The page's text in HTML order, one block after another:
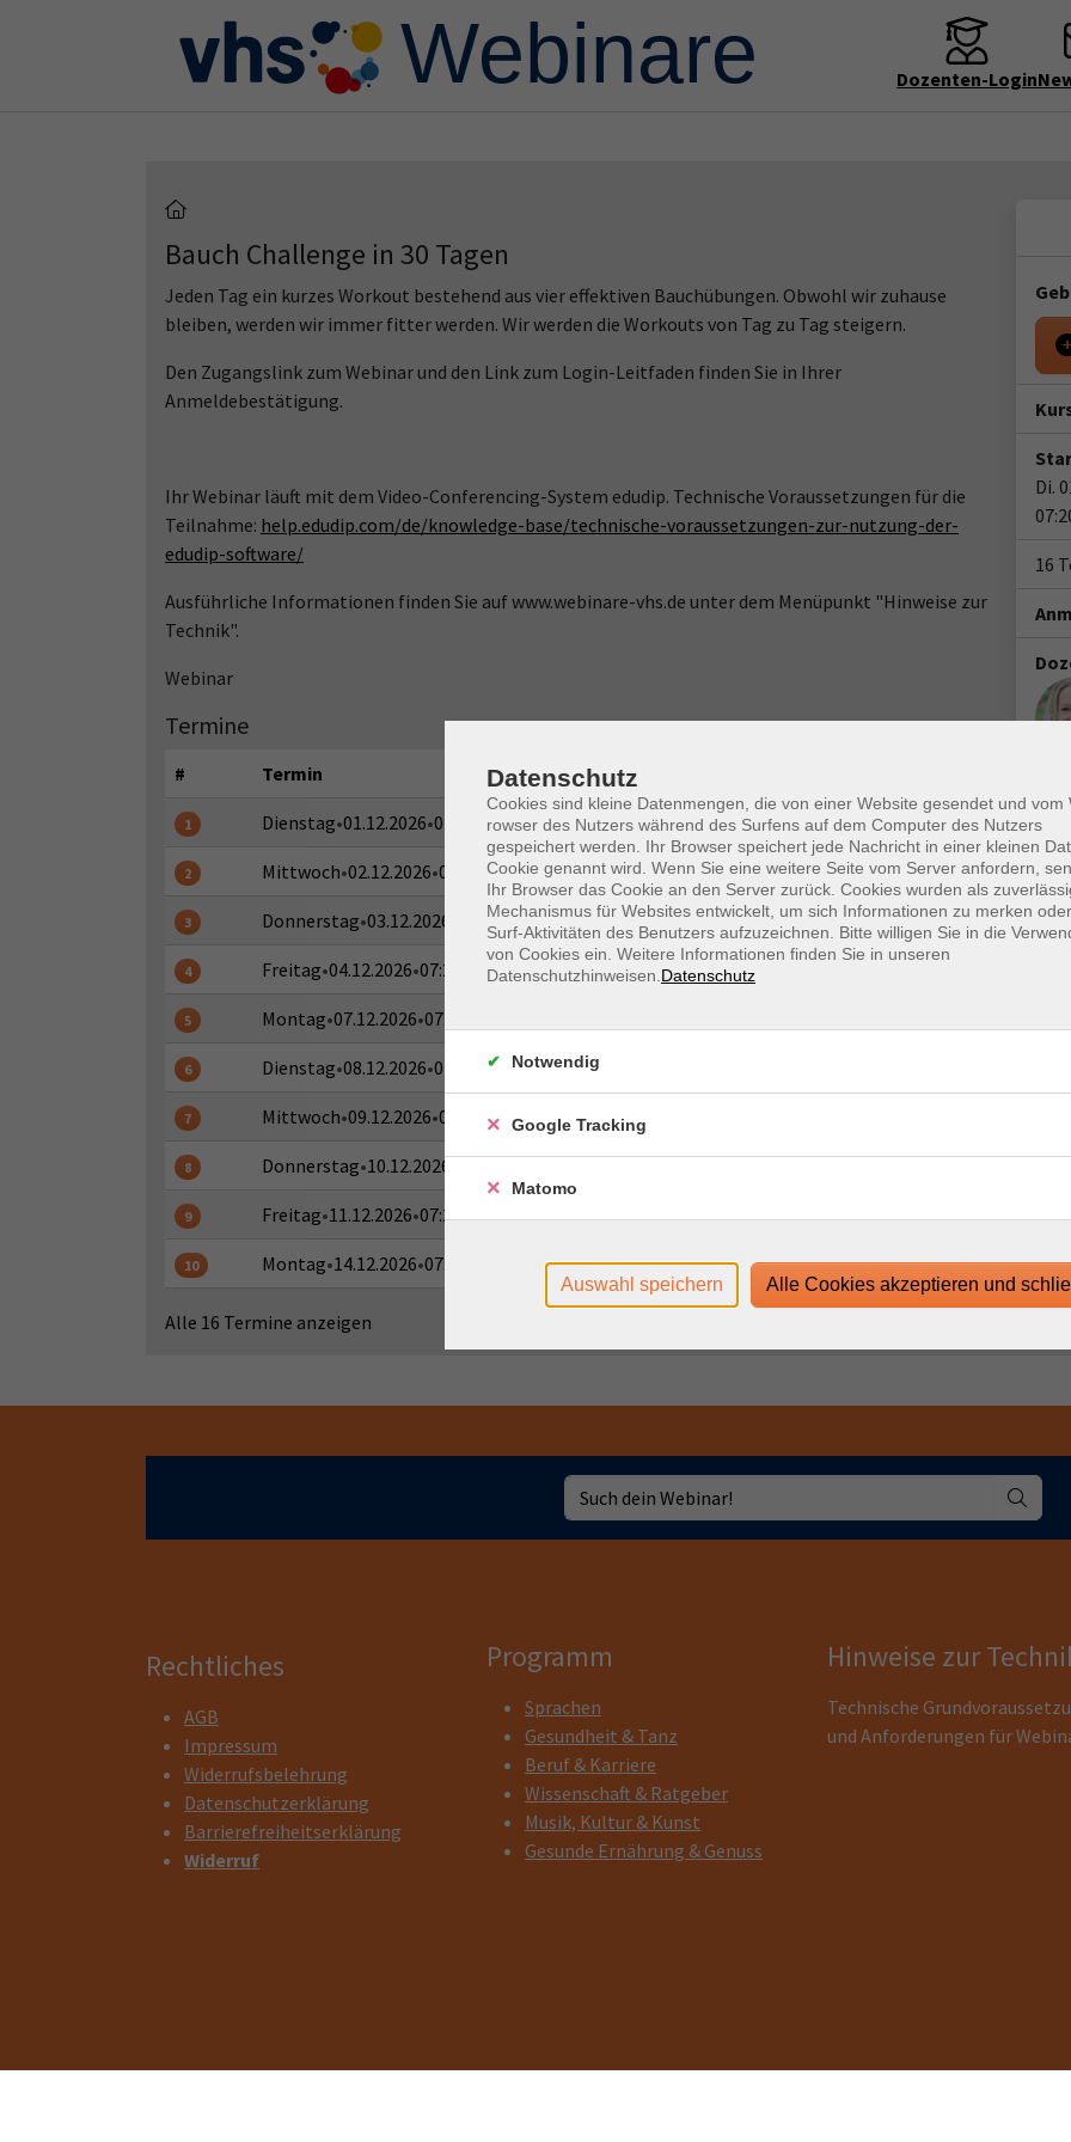
Dozenten-Login
Bauch Challenge in 30 Tagen
Jeden Tag ein kurzes Workout bestehend aus vier effektiven Bauchübungen. Obwohl wir zuhause
bleiben, werden wir immer fitter werden. Wir werden die Workouts von Tag zu Tag steigern.
Den Zugangslink zum Webinar und den Link zum Login-Leitfaden finden Sie in Ihrer
Anmeldebestätigung.
Ihr Webinar läuft mit dem Video-Conferencing-System edudip. Technische Voraussetzungen für die
Teilnahme: help.edudip.com/de/knowledge-base/technische-voraussetzungen-zur-nutzung-der-
edudip-software/
Ausführliche Informationen finden Sie auf www.webinare-vhs.de unter dem Menüpunkt "Hinweise zur
Technik".
Webinar
Termine
# Termin
1 Dienstag•01.12.2026•07:20 - 07:35 Uhr
2 Mittwoch•02.12.2026•07:20 - 07:35 Uhr
3 Donnerstag•03.12.2026 07:20 - 07:35 Uhr
4 Freitag•04.12.2026•07:20 - 07:35 Uhr
5 Montag•07.12.2026•07:20 - 07:35 Uhr
6 Dienstag•08.12.2026•07:20 - 07:35 Uhr
7 Mittwoch•09.12.2026•07:20 - 07:35 Uhr
8 Donnerstag•10.12.2026•07:20 - 07:35 Uhr
9 Freitag•11.12.2026•07:20 - 07:35 Uhr
10 Montag•14.12.2026•07:20 - 07:35 Uhr
Alle 16 Termine anzeigen
Di.
16
Rechtliches
AGB
Impressum
Widerrufsbelehrung
Datenschutzerklärung
Barrierefreiheitserklärung
Widerruf
Programm
Sprachen
Gesundheit & Tanz
Beruf & Karriere
Wissenschaft & Ratgeber
Musik, Kultur & Kunst
Gesunde Ernährung & Genuss
Hinweise zur
Technische
und Anforderungen für
Datenschutz
Cookies sind kleine Datenmengen, die von einer Website gesendet und vom
rowser des Nutzers während des Surfens auf dem Computer des Nutzers
gespeichert werden. Ihr Browser speichert jede Nachricht in einer kleinen
Cookie genannt wird. Wenn Sie eine weitere Seite vom Server anfordern,
Ihr Browser das Cookie an den Server zurück. Cookies wurden als
Mechanismus für Websites entwickelt, um sich Informationen zu merken
Surf-Aktivitäten des Benutzers aufzuzeichnen. Bitte willigen Sie in die
von Cookies ein. Weitere Informationen finden Sie in unseren
Datenschutzhinweisen. Datenschutz
Notwendig
Google Tracking
Matomo
Auswahl speichern Alle Cookies akzeptieren und